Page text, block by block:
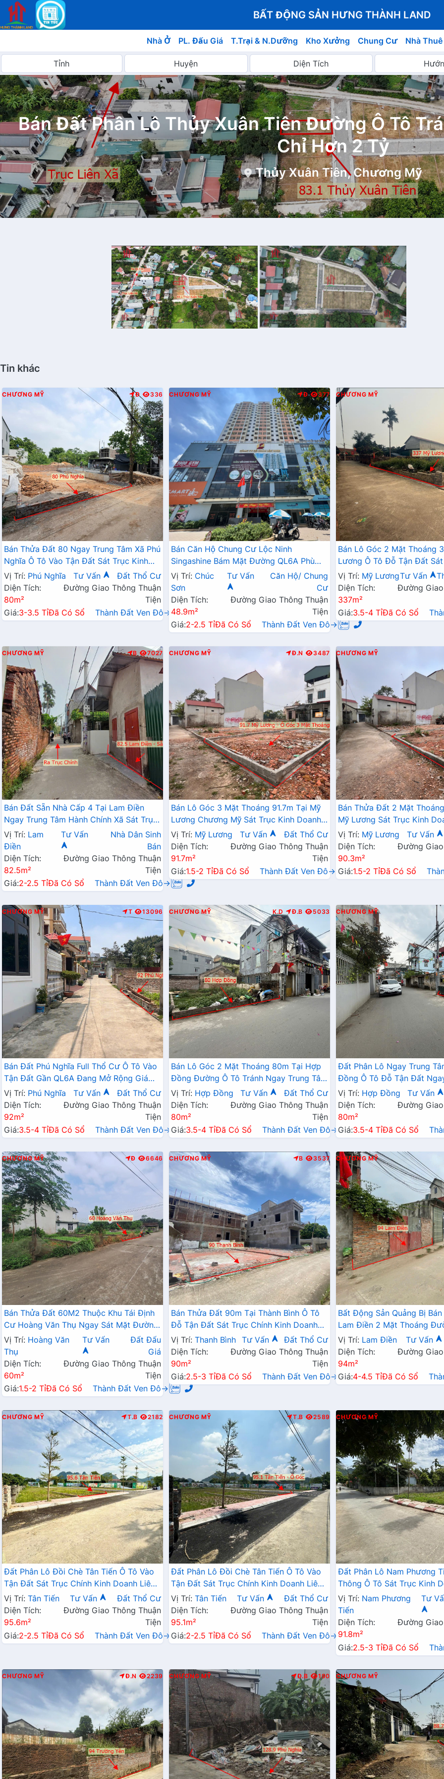
BẤT ĐỘNG SẢN HƯNG THÀNH LAND
Nhà Ở PL. Đấu Giá T.Trại & N.Dưỡng Kho Xưởng Chung Cư Nhà Thuê
Bán Đất Phân Lô Thủy Xuân Tiên Đường Ô Tô
Chỉ Hơn 2 Tỷ
Thủy Xuân Tiên, Chương Mỹ
Tin khác
CHƯƠNG MỸ Đ 336
Bán Thửa Đất 80 Ngay Trung Tâm Xã Phú
Nghĩa Ô Tô Vào Tận Đất Sát Trục Kinh
Doanh Gần KCN Phú Nghĩa
Vị Trí: Phú Nghĩa Tư Vấn
Đất Thổ Cư
Diện Tích:
80m²
Đường Giao Thông Thuận
Tiện
Giá:3-3.5 TỉĐã Có Sổ Thành Đất Ven Đô→
CHƯƠNG MỸ Đ 377
Bán Căn Hộ Chung Cư Lộc Ninh
Singashine Bám Mặt Đường QL6A Phù
Hợp Cho Hộ Gia Đình Định Cư Lâu Dài
Vị Trí: Chúc
Sơn
Tư Vấn
Căn Hộ/ Chung
Cư
Diện Tích:
48.9m²
Đường Giao Thông Thuận
Tiện
Giá:2-2.5 TỉĐã Có Sổ Thành Đất Ven Đô→
CHƯƠNG MỸ
Bán Lô Góc 2 Mặt Thoáng
Lương Ô Tô Đỗ Tận Đất
Kinh Doanh Liên Xã
Vị Trí: Mỹ LươngTư Vấn
Diện Tích:
337m²
Đường
Giá:3.5-4 TỉĐã Có Sổ
CHƯƠNG MỸ B 7027
Bán Đất Sẵn Nhà Cấp 4 Tại Lam Điền
Ngay Trung Tâm Hành Chính Xã Sát Trục
Kinh Doanh Giá Chỉ Hơn 2 Tỷ
Vị Trí: Lam
Điền
Tư Vấn
Nhà Dân Sinh
Bán
Diện Tích:
82.5m²
Đường Giao Thông Thuận
Tiện
Giá:2-2.5 TỉĐã Có Sổ Thành Đất Ven Đô→
CHƯƠNG MỸ Đ.N 3487
Bán Lô Góc 3 Mặt Thoáng 91.7m Tại Mỹ
Lương Chương Mỹ Sát Trục Kinh Doanh -
Đất Phân Lô Mỹ Lương Chương Mỹ
Vị Trí: Mỹ Lương Tư Vấn
Đất Thổ Cư
Diện Tích:
91.7m²
Đường Giao Thông Thuận
Tiện
Giá:1.5-2 TỉĐã Có Sổ Thành Đất Ven Đô→
CHƯƠNG MỸ
Bán Thửa Đất 2 Mặt
Mỹ Lương Sát Trục Kinh
Giá Chỉ Hơn Tỷ
Vị Trí: Mỹ Lương Tư Vấn
Diện Tích:
90.3m²
Đường
Giá:1.5-2 TỉĐã Có Sổ
CHƯƠNG MỸ T 13096
Bán Đất Phú Nghĩa Full Thổ Cư Ô Tô Vào
Tận Đất Gần QL6A Đang Mở Rộng Giá
Chỉ Vài Tỷ
Vị Trí: Phú Nghĩa Tư Vấn
Đất Thổ Cư
Diện Tích:
92m²
Đường Giao Thông Thuận
Tiện
Giá:3.5-4 TỉĐã Có Sổ Thành Đất Ven Đô→
CHƯƠNG MỸ K.D Đ.B 5033
Bán Lô Góc 2 Mặt Thoáng 80m Tại Hợp
Đồng Đường Ô Tô Tránh Ngay Trung Tâm
Hành Chính Xã Gần Đường TL419
Vị Trí: Hợp Đồng Tư Vấn
Đất Thổ Cư
Diện Tích:
80m²
Đường Giao Thông Thuận
Tiện
Giá:3.5-4 TỉĐã Có Sổ Thành Đất Ven Đô→
CHƯƠNG MỸ
Đất Phân Lô Ngay Trung
Đồng Ô Tô Đỗ Tận Đất
Đường Kinh Doanh TL419
Vị Trí: Hợp Đồng Tư Vấn
Diện Tích:
80m²
Đường
Giá:3.5-4 TỉĐã Có Sổ
CHƯƠNG MỸ Đ 6646
Bán Thửa Đất 60M2 Thuộc Khu Tái Định
Cư Hoàng Văn Thụ Ngay Sát Mặt Đường
Kinh Doanh QL21A
Vị Trí: Hoàng Văn
Thụ
Tư Vấn
Đất Đấu
Giá
Diện Tích:
60m²
Đường Giao Thông Thuận
Tiện
Giá:1.5-2 TỉĐã Có Sổ Thành Đất Ven Đô→
CHƯƠNG MỸ B 3537
Bán Thửa Đất 90m Tại Thành Bình Ô Tô
Đỗ Tận Đất Sát Trục Chính Kinh Doanh
Liên Xã
Vị Trí: Thanh Bình Tư Vấn
Đất Thổ Cư
Diện Tích:
90m²
Đường Giao Thông Thuận
Tiện
Giá:2.5-3 TỉĐã Có Sổ Thành Đất Ven Đô→
CHƯƠNG MỸ
Bất Động Sản Quảng Bị
Lam Điền 2 Mặt Thoáng
Tránh Sát Trục Chính Kinh
Vị Trí: Lam Điền Tư Vấn
Diện Tích:
94m²
Đường
Giá:4-4.5 TỉĐã Có Sổ
CHƯƠNG MỸ T.B 2182
Đất Phân Lô Đồi Chè Tân Tiến Ô Tô Vào
Tận Đất Sát Trục Chính Kinh Doanh Liên
Xã Ngay Gần QL21A
Vị Trí: Tân Tiến Tư Vấn
Đất Thổ Cư
Diện Tích:
95.6m²
Đường Giao Thông Thuận
Tiện
Giá:2-2.5 TỉĐã Có Sổ Thành Đất Ven Đô→
CHƯƠNG MỸ T.B 2589
Đất Phân Lô Đồi Chè Tân Tiến Ô Tô Vào
Tận Đất Sát Trục Chính Kinh Doanh Liên
Xã Ngay Gần QL21A
Vị Trí: Tân Tiến Tư Vấn
Đất Thổ Cư
Diện Tích:
95.1m²
Đường Giao Thông Thuận
Tiện
Giá:2-2.5 TỉĐã Có Sổ Thành Đất Ven Đô→
CHƯƠNG MỸ
Đất Phân Lô Nam Phương
Thông Ô Tô Sát Trục Kinh
Ngay Gần QL21A
Vị Trí: Nam Phương
Tiến
Tư
Diện Tích:
91.8m²
Đường
Giá:2.5-3 TỉĐã Có Sổ
CHƯƠNG MỸ Đ.N 2239 CHƯƠNG MỸ Đ.B 190 CHƯƠNG MỸ